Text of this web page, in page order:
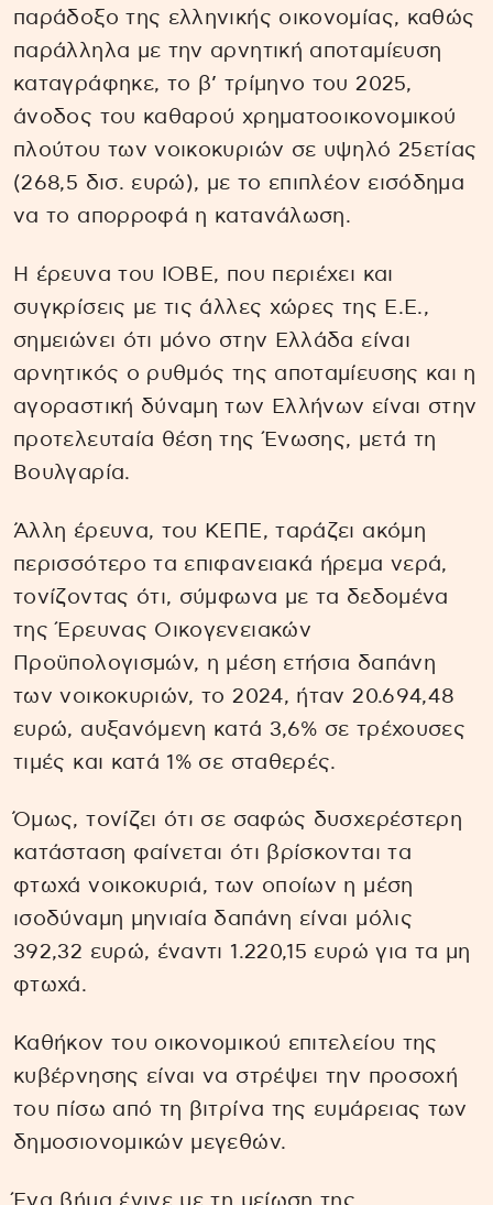
παράδοξο της ελληνικής οικονομίας, καθώς
παράλληλα με την αρνητική αποταμίευση
καταγράφηκε, το β’ τρίμηνο του 2025,
άνοδος του καθαρού χρηματοοικονομικού
πλούτου των νοικοκυριών σε υψηλό 25ετίας
(268,5 δισ. ευρώ), με το επιπλέον εισόδημα
να το απορροφά η κατανάλωση.
Η έρευνα του ΙΟΒΕ, που περιέχει και
συγκρίσεις με τις άλλες χώρες της Ε.Ε.,
σημειώνει ότι μόνο στην Ελλάδα είναι
αρνητικός ο ρυθμός της αποταμίευσης και η
αγοραστική δύναμη των Ελλήνων είναι στην
προτελευταία θέση της Ένωσης, μετά τη
Βουλγαρία.
Άλλη έρευνα, του ΚΕΠΕ, ταράζει ακόμη
περισσότερο τα επιφανειακά ήρεμα νερά,
τονίζοντας ότι, σύμφωνα με τα δεδομένα
της Έρευνας Οικογενειακών
Προϋπολογισμών, η μέση ετήσια δαπάνη
των νοικοκυριών, το 2024, ήταν 20.694,48
ευρώ, αυξανόμενη κατά 3,6% σε τρέχουσες
τιμές και κατά 1% σε σταθερές.
Όμως, τονίζει ότι σε σαφώς δυσχερέστερη
κατάσταση φαίνεται ότι βρίσκονται τα
φτωχά νοικοκυριά, των οποίων η μέση
ισοδύναμη μηνιαία δαπάνη είναι μόλις
392,32 ευρώ, έναντι 1.220,15 ευρώ για τα μη
φτωχά.
Καθήκον του οικονομικού επιτελείου της
κυβέρνησης είναι να στρέψει την προσοχή
του πίσω από τη βιτρίνα της ευμάρειας των
δημοσιονομικών μεγεθών.